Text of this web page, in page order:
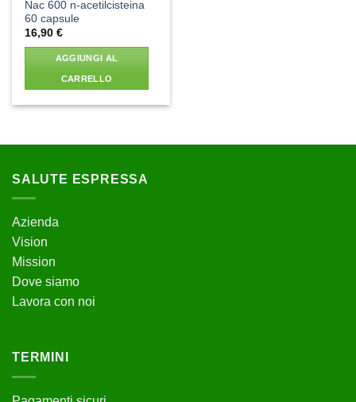
Nac 600 n-acetilcisteina
60 capsule
16,90€
AGGIUNGI AL
CARRELLO
SALUTE ESPRESSA
Azienda
Vision
Mission
Dove siamo
Lavora con noi
TERMINI